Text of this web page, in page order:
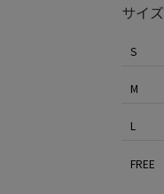
サイズ
S
M
L
FREE